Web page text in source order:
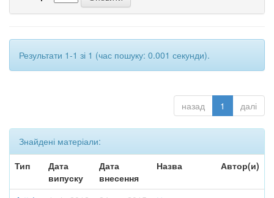
Результати 1-1 зі 1 (час пошуку: 0.001 секунди).
назад 1 далі
Знайдені матеріали:
Тип
Дата
випуску
Дата
внесення
Назва Автор(и)